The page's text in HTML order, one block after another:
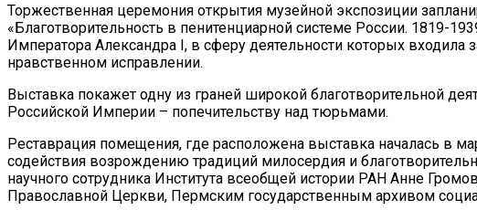
Торжественная церемония открытия музейной экспозиции
«Благотворительность в пенитенциарной системе России. 1819-
Императора Александра I, в сферу деятельности которых
нравственном исправлении.
Выставка покажет одну из граней широкой благотворительной
Российской Империи – попечительству над тюрьмами.
Реставрация помещения, где расположена выставка началась в
содействия возрождению традиций милосердия и
научного сотрудника Института всеобщей истории РАН Анне
Православной Церкви, Пермским государственным архивом